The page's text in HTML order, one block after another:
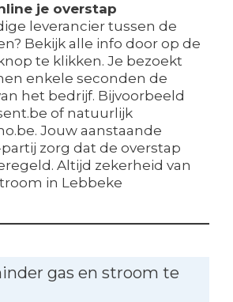
je overstap
leverancier tussen de
Bekijk alle info door op de
te klikken. Je bezoekt
enkele seconden de
het bedrijf. Bijvoorbeeld
of natuurlijk
Jouw aanstaande
zorg dat de overstap
Altijd zekerheid van
in Lebbeke
gas en stroom te